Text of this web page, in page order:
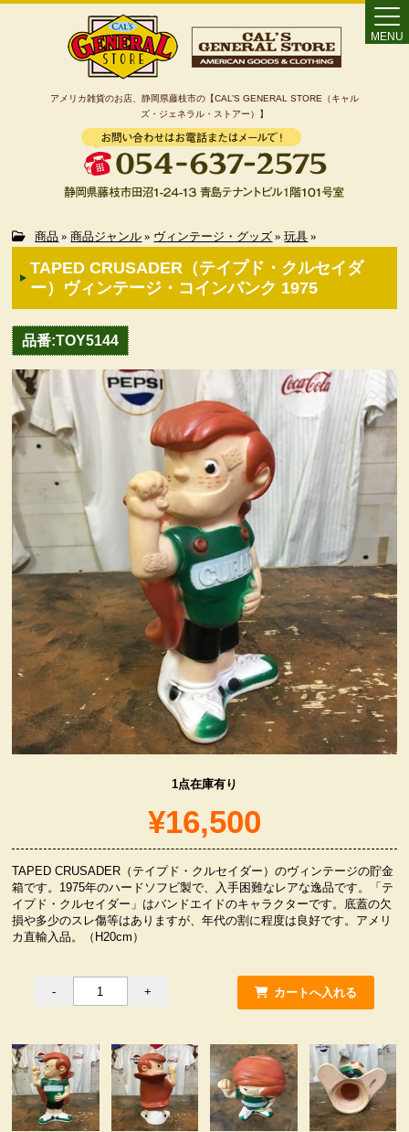
アメリカ雑貨のお店、静岡県藤枝市の【CAL’S GENERAL STORE（キャル
ズ・ジェネラル・ストアー）】
MENU
Home
カート
特定商取引法に基づく表記
カテゴリー検索
ヴィンテージ・グッズ
LIFE誌 企業広告切り抜き
ファイヤーキング他
コカコーラ・グッズ
カンパニー・グッズ
キャラクター・グッズ
喫煙具
服飾小物雑貨
商品 » 商品ジャンル » ヴィンテージ・グッズ » 玩具 »
TAPED CRUSADER（テイプド・クルセイダ
ー）ヴィンテージ・コインバンク 1975
品番:TOY5144
1点在庫有り
¥16,500
TAPED CRUSADER（テイプド・クルセイダー）のヴィンテージの貯金
箱です。1975年のハードソフビ製で、入手困難なレアな逸品です。「テ
イプド・クルセイダー」はバンドエイドのキャラクターです。底蓋の欠
損や多少のスレ傷等はありますが、年代の割に程度は良好です。アメリ
カ直輸入品。（H20cm）